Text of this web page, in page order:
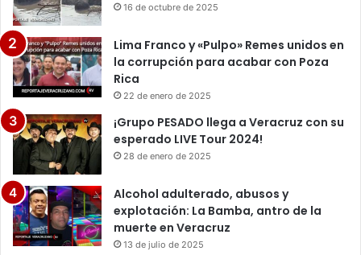
16 de octubre de 2025
Lima Franco y «Pulpo» Remes unidos en
la corrupción para acabar con Poza
Rica
22 de enero de 2025
¡Grupo PESADO llega a Veracruz con su
esperado LIVE Tour 2024!
28 de enero de 2025
Alcohol adulterado, abusos y
explotación: La Bamba, antro de la
muerte en Veracruz
13 de julio de 2025